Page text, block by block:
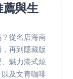
薦與生
從名店海南
再到隱藏版
魅力港式燒
及文青咖啡